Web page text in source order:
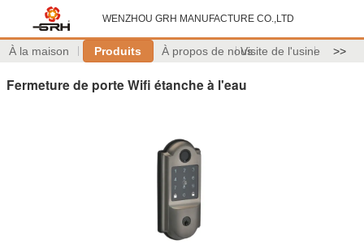
WENZHOU GRH MANUFACTURE CO.,LTD
À la maison Produits À propos de nousVisite de l'usine >>
Fermeture de porte Wifi étanche à l'eau